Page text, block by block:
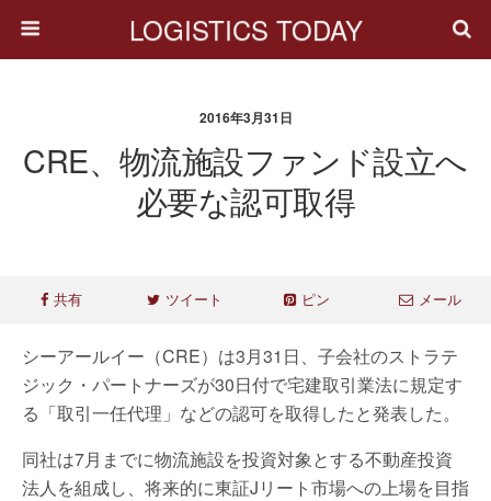
LOGISTICS TODAY
2016年3月31日
CRE、物流施設ファンド設立へ
必要な認可取得
共有 ツイート ピン メール
シーアールイー（CRE）は3月31日、子会社のストラテ
ジック・パートナーズが30日付で宅建取引業法に規定す
る「取引一任代理」などの認可を取得したと発表した。
同社は7月までに物流施設を投資対象とする不動産投資
法人を組成し、将来的に東証Jリート市場への上場を目指